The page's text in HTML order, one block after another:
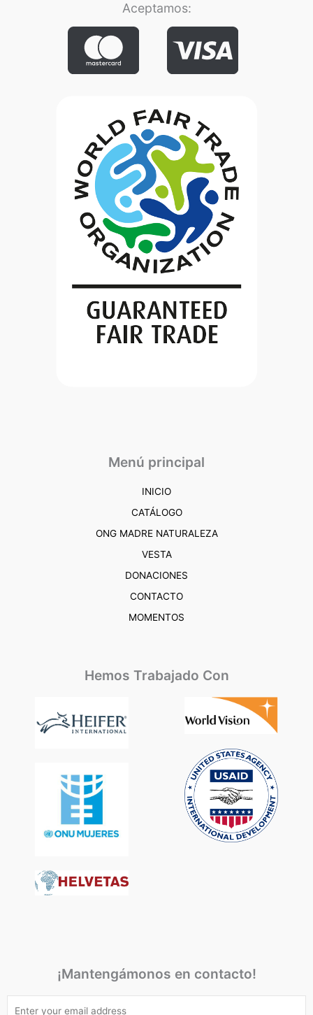
Aceptamos:
Menú principal
INICIO
CATÁLOGO
ONG MADRE NATURALEZA
VESTA
DONACIONES
CONTACTO
MOMENTOS
Hemos Trabajado Con
¡Mantengámonos en contacto!